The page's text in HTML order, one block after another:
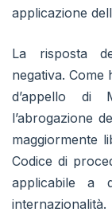
applicazione
La risposta
negativa. Come
d’appello di
l’abrogazione
maggiormente
Codice di
applicabile a